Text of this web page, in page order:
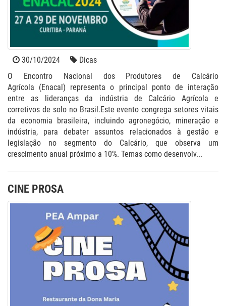
30/10/2024
Dicas
O Encontro Nacional dos Produtores de Calcário
Agrícola (Enacal) representa o principal ponto de interação
entre as lideranças da indústria de Calcário Agrícola e
corretivos de solo no Brasil.Este evento congrega setores vitais
da economia brasileira, incluindo agronegócio, mineração e
indústria, para debater assuntos relacionados à gestão e
legislação no segmento do Calcário, que observa um
crescimento anual próximo a 10%. Temas como desenvolv...
CINE PROSA